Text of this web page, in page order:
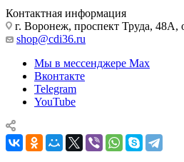
Контактная информация
г. Воронеж, проспект Труда, 48А,
shop@cdi36.ru
Мы в мессенджере Max
Вконтакте
Telegram
YouTube